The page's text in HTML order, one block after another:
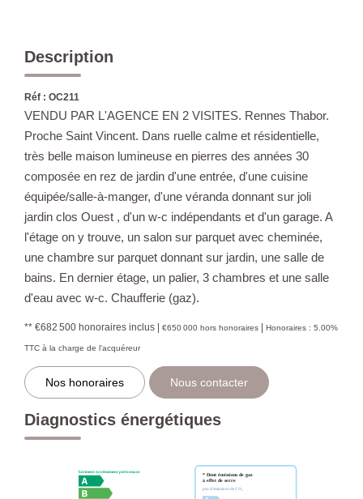
Description
Réf : OC211
VENDU PAR L'AGENCE EN 2 VISITES. Rennes Thabor.
Proche Saint Vincent. Dans ruelle calme et résidentielle,
très belle maison lumineuse en pierres des années 30
composée en rez de jardin d'une entrée, d'une cuisine
équipée/salle-à-manger, d'une véranda donnant sur joli
jardin clos Ouest , d'un w-c indépendants et d'un garage. A
l'étage on y trouve, un salon sur parquet avec cheminée,
une chambre sur parquet donnant sur jardin, une salle de
bains. En dernier étage, un palier, 3 chambres et une salle
d'eau avec w-c. Chaufferie (gaz).
** €682 500 honoraires inclus | €650 000 hors honoraires | Honoraires : 5.00%
TTC à la charge de l'acquéreur
Nos honoraires Nous contacter
Diagnostics énergétiques